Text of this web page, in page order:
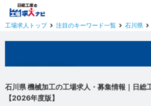
工場求人トップ 注目のキーワード一覧 石川県
石川県 機械加工の工場求人・募集情報｜日総
【2026年度版】